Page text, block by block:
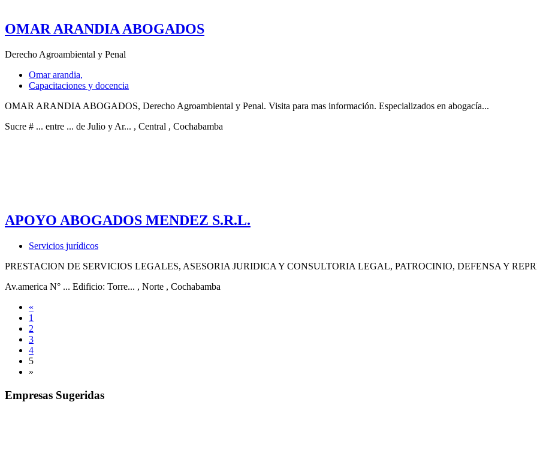
OMAR ARANDIA ABOGADOS
Derecho Agroambiental y Penal
Omar arandia,
Capacitaciones y docencia
OMAR ARANDIA ABOGADOS, Derecho Agroambiental y Penal. Visita para mas información. Especializados en abogacía...
Sucre # ... entre ... de Julio y Ar... , Central , Cochabamba
APOYO ABOGADOS MENDEZ S.R.L.
Servicios jurídicos
PRESTACION DE SERVICIOS LEGALES, ASESORIA JURIDICA Y CONSULTORIA LEGAL, PATROCINIO, DEFENSA Y
Av.america N° ... Edificio: Torre... , Norte , Cochabamba
«
1
2
3
4
5
»
Empresas Sugeridas